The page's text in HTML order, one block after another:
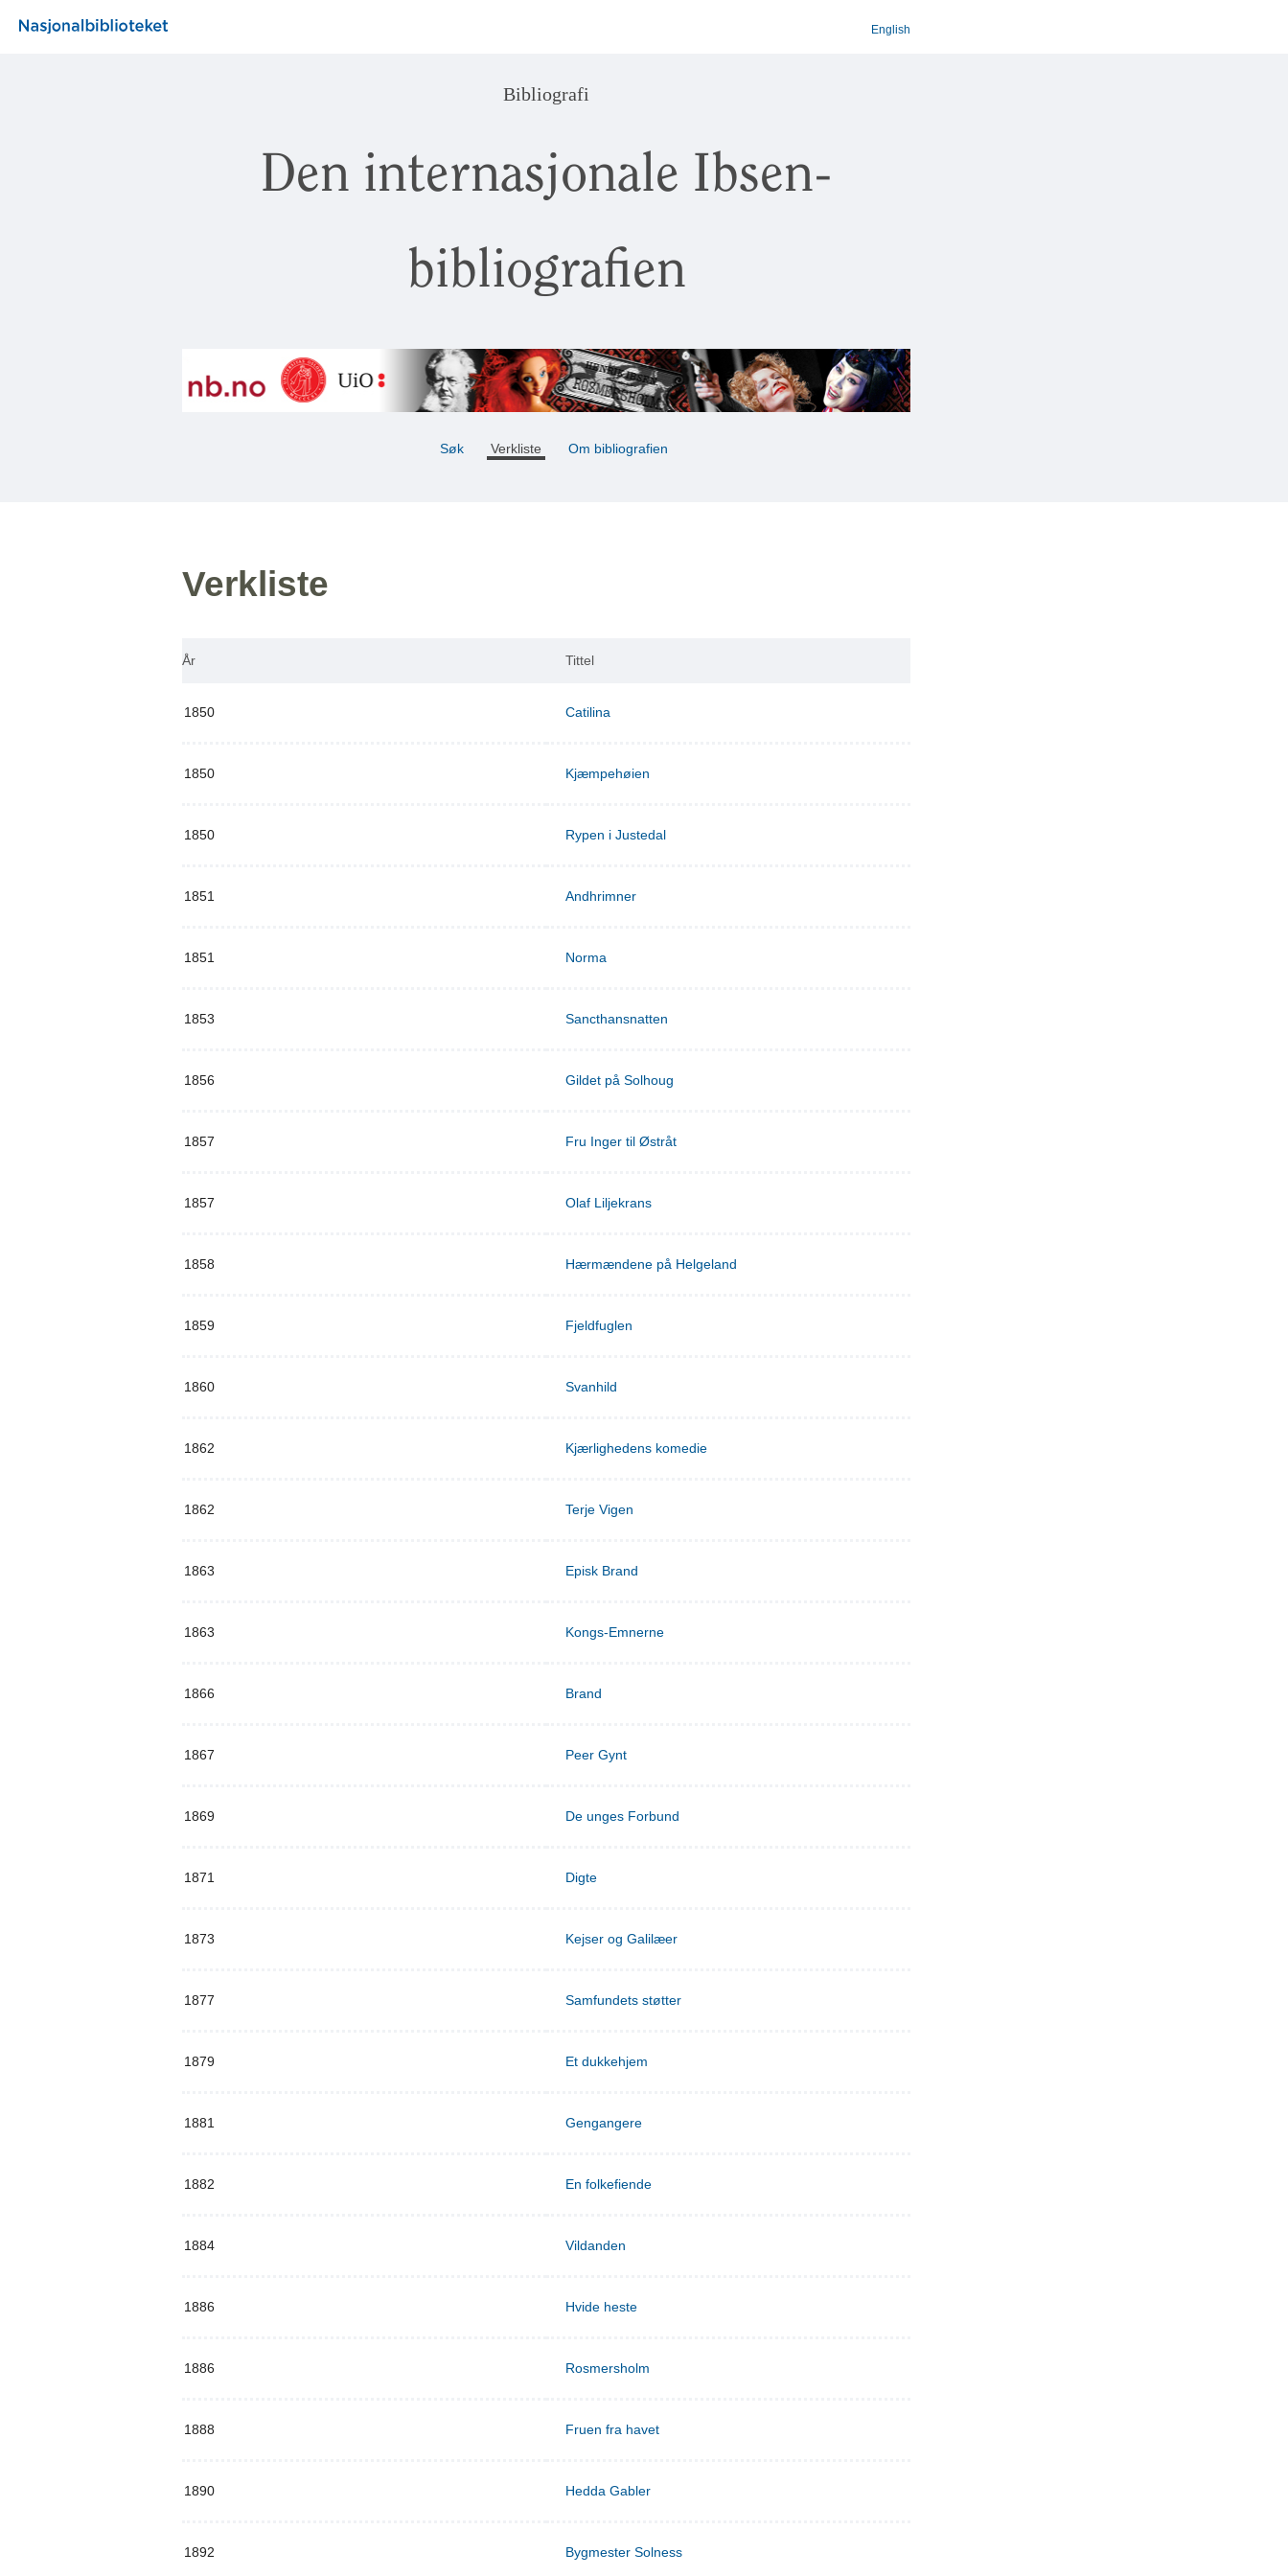
English
Bibliografi
Den internasjonale Ibsen-
bibliografien
Søk Verkliste Om bibliografien
Verkliste
År Tittel
1850 Catilina
1850 Kjæmpehøien
1850 Rypen i Justedal
1851 Andhrimner
1851 Norma
1853 Sancthansnatten
1856 Gildet på Solhoug
1857 Fru Inger til Østråt
1857 Olaf Liljekrans
1858 Hærmændene på Helgeland
1859 Fjeldfuglen
1860 Svanhild
1862 Kjærlighedens komedie
1862 Terje Vigen
1863 Episk Brand
1863 Kongs-Emnerne
1866 Brand
1867 Peer Gynt
1869 De unges Forbund
1871 Digte
1873 Kejser og Galilæer
1877 Samfundets støtter
1879 Et dukkehjem
1881 Gengangere
1882 En folkefiende
1884 Vildanden
1886 Hvide heste
1886 Rosmersholm
1888 Fruen fra havet
1890 Hedda Gabler
1892 Bygmester Solness